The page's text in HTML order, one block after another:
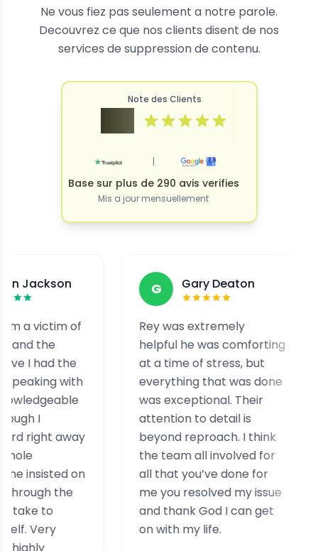
Ne vous fiez pas seulement a notre parole.
Decouvrez ce que nos clients disent de nos
services de suppression de contenu.
Note des Clients
|
Base sur plus de 290 avis verifies
Mis a jour mensuellement
of
with
on
Gary Deaton
Rey was extremely
helpful he was comforting
at a time of stress, but
everything that was done
was exceptional. Their
attention to detail is
beyond reproach. I think
the team all involved for
all that you’ve done for
me you resolved my issue
and thank God I can get
on with my life.
and
help